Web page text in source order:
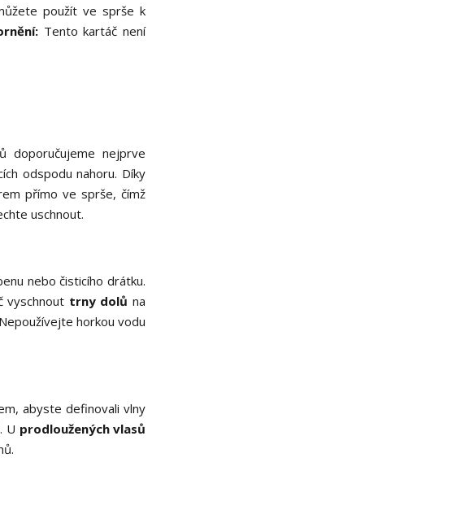
použít ve sprše k
Tento kartáč není
doporučujeme nejprve
odspodu nahoru. Díky
přímo ve sprše, čímž
uschnout.
nebo čisticího drátku.
vyschnout trny dolů na
horkou vodu
abyste definovali vlny
U prodloužených vlasů